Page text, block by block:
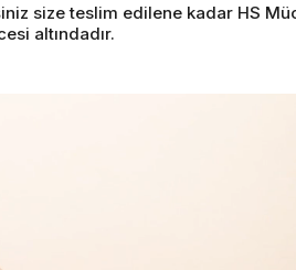
size teslim edilene kadar HS
altındadır.